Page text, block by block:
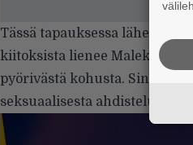
Tässä tapauksessa lähes
kiitoksista lienee Malekin
pyörivästä kohusta. Singeriä
seksuaalisesta ahdistelusta ja